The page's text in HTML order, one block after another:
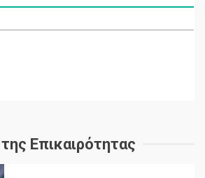
Επικαιρότητας